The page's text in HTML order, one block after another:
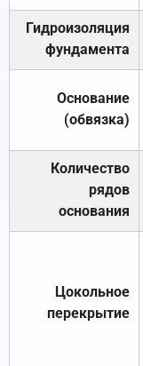
Гидроизоляция
фундамента
Основание
(обвязка)
Количество
рядов
основания
Цокольное
перекрытие